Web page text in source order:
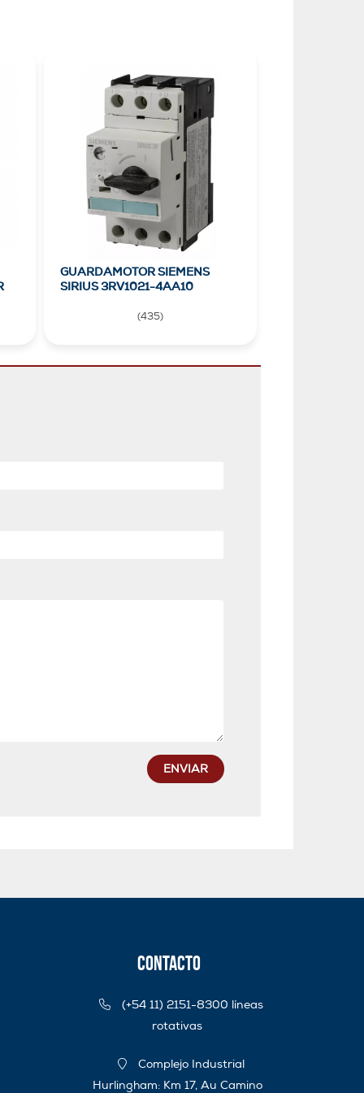
GUARDAMOTOR SIEMENS
SIRIUS 3RV1021-4AA10
(435)
ENVIAR
Contacto
(+54 11) 2151-8300 líneas
rotativas
Complejo Industrial
Hurlingham: Km 17, Au Camino